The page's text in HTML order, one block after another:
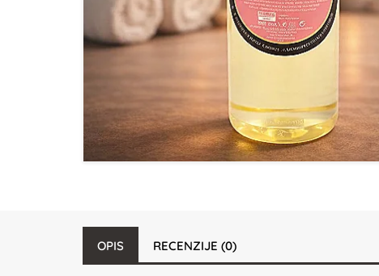
OPIS RECENZIJE (0)